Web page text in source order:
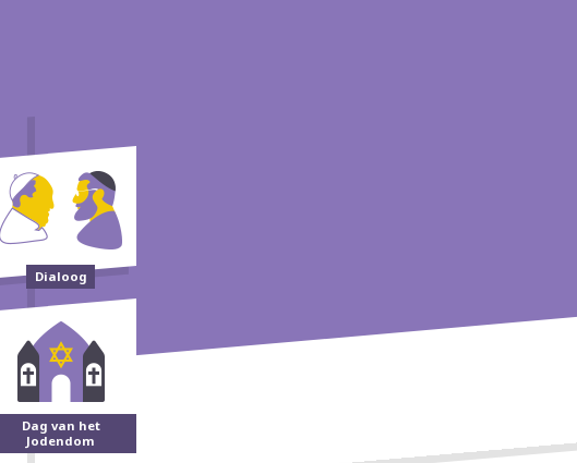
Dialoog
Dag van het
Jodendom